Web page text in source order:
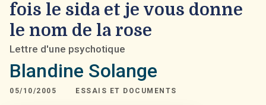
fois le sida et je vous donne
le nom de la rose
Lettre d'une psychotique
Blandine Solange
05/10/2005 ESSAIS ET DOCUMENTS